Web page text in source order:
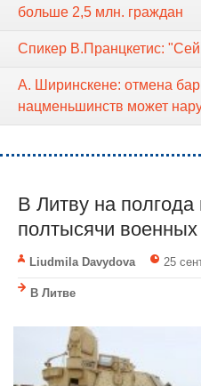
больше 2,5 млн. граждан
Спикер В.Пранцкетис:
А. Ширинскене: отмена
нацменьшинств может
В Литву на
полтысячи
Liudmila Davydova 25
В Литве